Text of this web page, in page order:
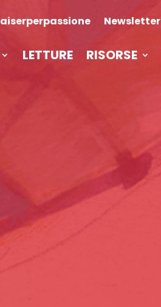
Newsletter
LETTURE RISORSE